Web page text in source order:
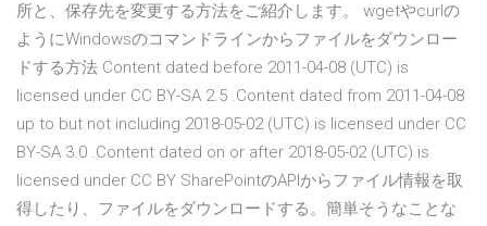
所と、保存先を変更する方法をご紹介します。 wgetやcurlの
ようにWindowsのコマンドラインからファイルをダウンロー
ドする方法 Content dated before 2011-04-08 (UTC) is
licensed under CC BY-SA 2.5 .Content dated from 2011-04-08
up to but not including 2018-05-02 (UTC) is licensed under CC
BY-SA 3.0 .Content dated on or after 2018-05-02 (UTC) is
licensed under CC BY SharePointのAPIからファイル情報を取
得したり、ファイルをダウンロードする。簡単そうなことな